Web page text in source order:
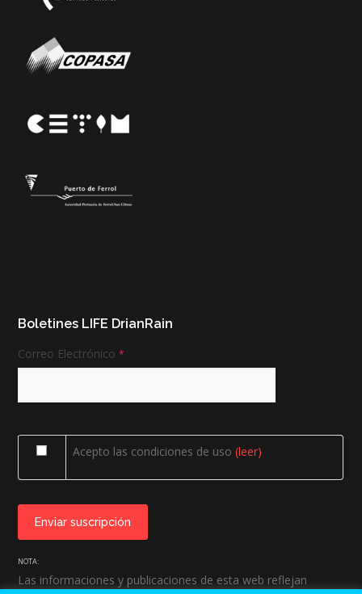
Boletines LIFE DrianRain
Correo Electrónico*
Acepto las condiciones de uso(leer)
NOTA:
Las informaciones y publicaciones de esta web reflejan